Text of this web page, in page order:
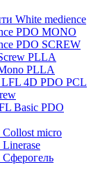
White medience
PDO MONO
PDO SCREW
PLLA
PLLA
4D PDO PCL
Basic PDO
Collost micro
Linerase
Сферогель